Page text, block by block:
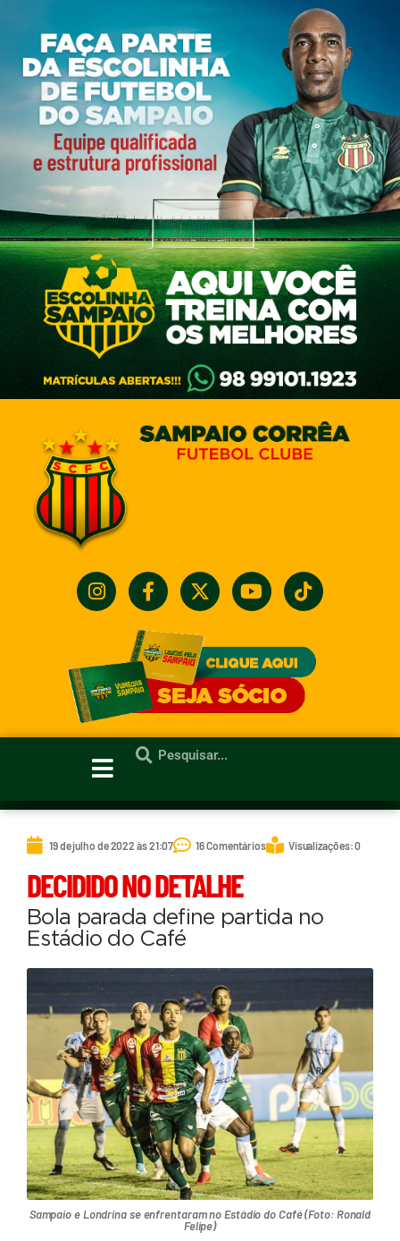
19 de julho de 2022 às 21:07 16 Comentários Visualizações: 0
DECIDIDO NO DETALHE
Bola parada define partida no
Estádio do Café
Sampaio e Londrina se enfrentaram no Estádio do Café (Foto: Ronald
Felipe)